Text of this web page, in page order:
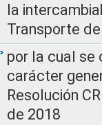
la
Transporte
por la cual se
carácter
Resolución
de 2018